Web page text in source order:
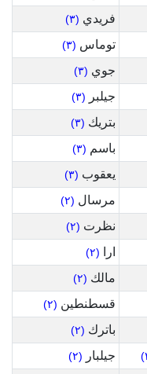
فريدي (٣)
توماس (٣)
جوي (٣)
جيلبر (٣)
بتريك (٣)
باسم (٣)
يعقوب (٣)
مرسال (٢)
نظرت (٢)
ارا (٢)
مالك (٢)
قسطنطين (٢)
باترك (٢)
جيلبار (٢)